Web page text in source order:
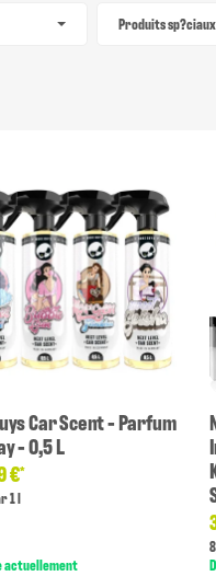
Produits sp?ciaux
Car Scent - Parfum
- 0,5 L
€*
1 l
actuellement